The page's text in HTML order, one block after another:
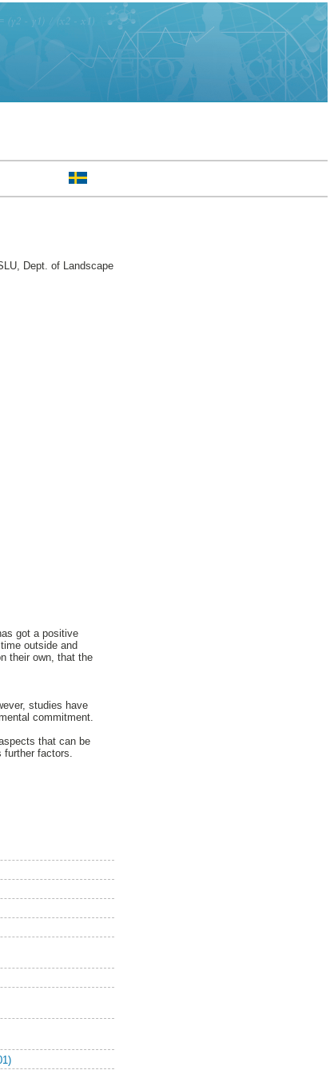
Dept. of Landscape
got a positive
outside and
their own, that the
studies have
commitment.
that can be
factors.